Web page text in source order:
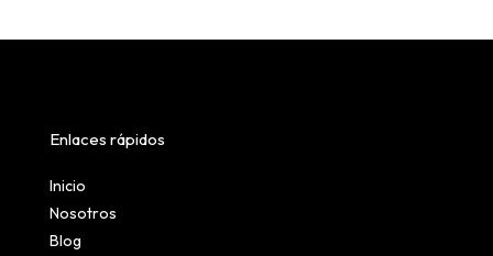
Enlaces rápidos
Inicio
Nosotros
Blog